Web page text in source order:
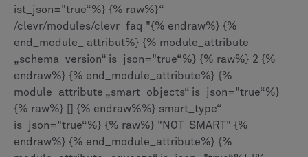
ist_json="true“%} {% raw%}“
/clevr/modules/clevr_faq "{% endraw%} {%
end_module_ attribut%} {% module_attribute
„schema_version“ is_json="true“%} {% raw%} 2 {%
endraw%} {% end_module_attribute%} {%
module_attribute „smart_objects“ is_json="true“%}
{% raw%} [] {% endraw%%} smart_type“
is_json="true“%} {% raw%} "NOT_SMART" {%
endraw%} {% end_module_attribute%} {%